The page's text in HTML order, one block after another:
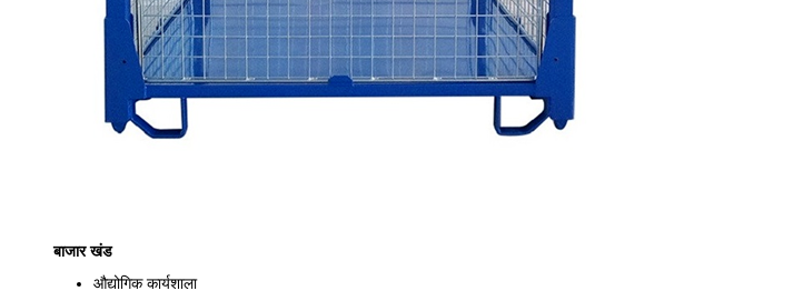
बाजार खंड
औद्योगिक कार्यशाला